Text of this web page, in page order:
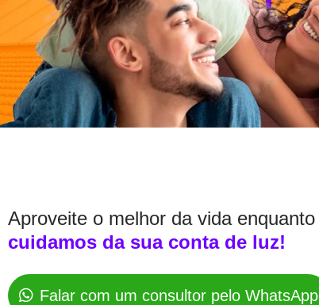
Aproveite o melhor da vida enquanto
cuidamos da sua conta de luz!
Falar com um consultor pelo WhatsApp